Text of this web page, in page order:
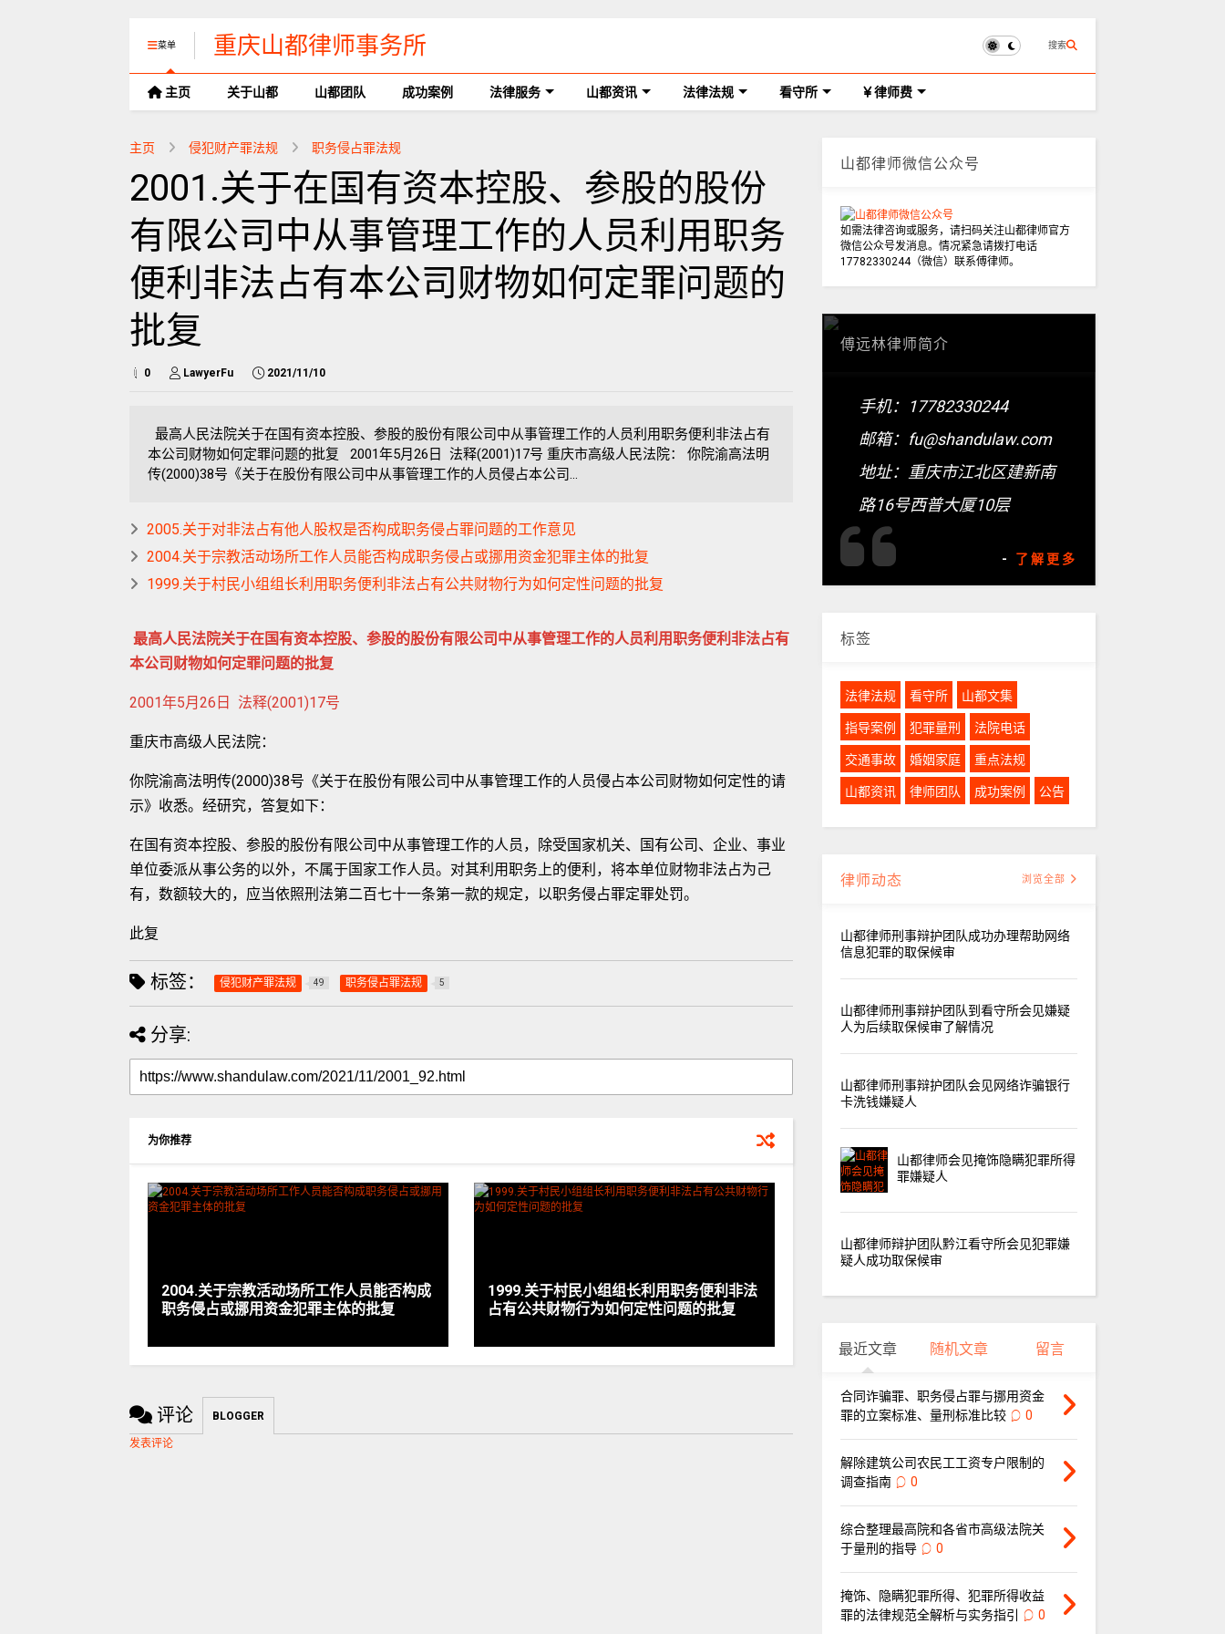
菜单 重庆山都律师事务所 搜索
主页 关于山都 山都团队 成功案例 法律服务 山都资讯 法律法规 看守所 律师费
主页 侵犯财产罪法规 职务侵占罪法规
2001.关于在国有资本控股、参股的股份
有限公司中从事管理工作的人员利用职务
便利非法占有本公司财物如何定罪问题的
批复
0 LawyerFu 2021/11/10
最高人民法院关于在国有资本控股、参股的股份有限公司中从事管理工作的人员利用职务便利非法占有
本公司财物如何定罪问题的批复 2001年5月26日 法释(2001)17号 重庆市高级人民法院： 你院渝高法明
传(2000)38号《关于在股份有限公司中从事管理工作的人员侵占本公司...
2005.关于对非法占有他人股权是否构成职务侵占罪问题的工作意见
2004.关于宗教活动场所工作人员能否构成职务侵占或挪用资金犯罪主体的批复
1999.关于村民小组组长利用职务便利非法占有公共财物行为如何定性问题的批复
最高人民法院关于在国有资本控股、参股的股份有限公司中从事管理工作的人员利用职务便利非法占有
本公司财物如何定罪问题的批复
2001年5月26日 法释(2001)17号
重庆市高级人民法院：
你院渝高法明传(2000)38号《关于在股份有限公司中从事管理工作的人员侵占本公司财物如何定性的请
示》收悉。经研究，答复如下：
在国有资本控股、参股的股份有限公司中从事管理工作的人员，除受国家机关、国有公司、企业、事业
单位委派从事公务的以外，不属于国家工作人员。对其利用职务上的便利，将本单位财物非法占为己
有，数额较大的，应当依照刑法第二百七十一条第一款的规定，以职务侵占罪定罪处罚。
此复
标签： 侵犯财产罪法规 49 职务侵占罪法规 5
分享:
为你推荐
2004.关于宗教活动场所工作人员能否构成
职务侵占或挪用资金犯罪主体的批复
1999.关于村民小组组长利用职务便利非法
占有公共财物行为如何定性问题的批复
评论 BLOGGER
发表评论
山都律师微信公众号
如需法律咨询或服务，请扫码关注山都律师官方
微信公众号发消息。情况紧急请拨打电话
17782330244（微信）联系傅律师。
傅远林律师简介
手机：17782330244
邮箱：fu@shandulaw.com
地址：重庆市江北区建新南
路16号西普大厦10层
- 了解更多
标签
法律法规 看守所 山都文集
指导案例 犯罪量刑 法院电话
交通事故 婚姻家庭 重点法规
山都资讯 律师团队 成功案例 公告
律师动态 浏览全部
山都律师刑事辩护团队成功办理帮助网络
信息犯罪的取保候审
山都律师刑事辩护团队到看守所会见嫌疑
人为后续取保候审了解情况
山都律师刑事辩护团队会见网络诈骗银行
卡洗钱嫌疑人
山都律师会见掩饰隐瞒犯罪所得
罪嫌疑人
山都律师辩护团队黔江看守所会见犯罪嫌
疑人成功取保候审
最近文章 随机文章 留言
合同诈骗罪、职务侵占罪与挪用资金
罪的立案标准、量刑标准比较
0
解除建筑公司农民工工资专户限制的
调查指南
0
综合整理最高院和各省市高级法院关
于量刑的指导
0
掩饰、隐瞒犯罪所得、犯罪所得收益
罪的法律规范全解析与实务指引
0